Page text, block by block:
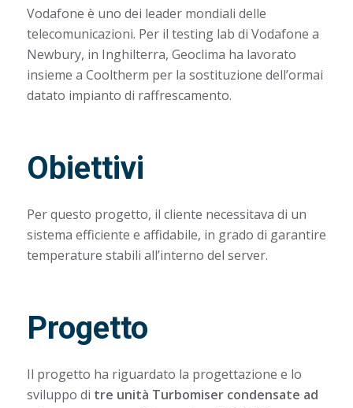
Vodafone è uno dei leader mondiali delle
telecomunicazioni. Per il testing lab di Vodafone a
Newbury, in Inghilterra, Geoclima ha lavorato
insieme a Cooltherm per la sostituzione dell’ormai
datato impianto di raffrescamento.
Obiettivi
Per questo progetto, il cliente necessitava di un
sistema efficiente e affidabile, in grado di garantire
temperature stabili all’interno del server.
Progetto
Il progetto ha riguardato la progettazione e lo
sviluppo di tre unità Turbomiser condensate ad